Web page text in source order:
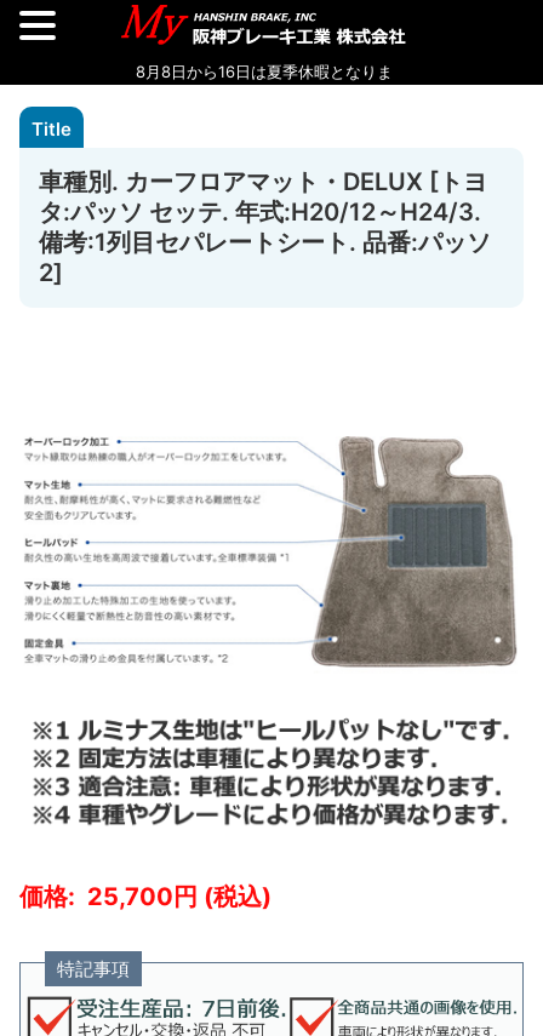
車種別. カーフロアマット・DELUX [トヨ
タ:パッソ セッテ. 年式:H20/12～H24/3.
備考:1列目セパレートシート. 品番:パッソ
2]
25,700
特記事項